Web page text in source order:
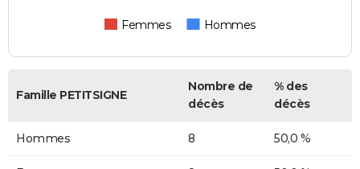
Femmes Hommes
Famille PETITSIGNE
Nombre de
décès
% des
décès
Hommes 8 50,0 %